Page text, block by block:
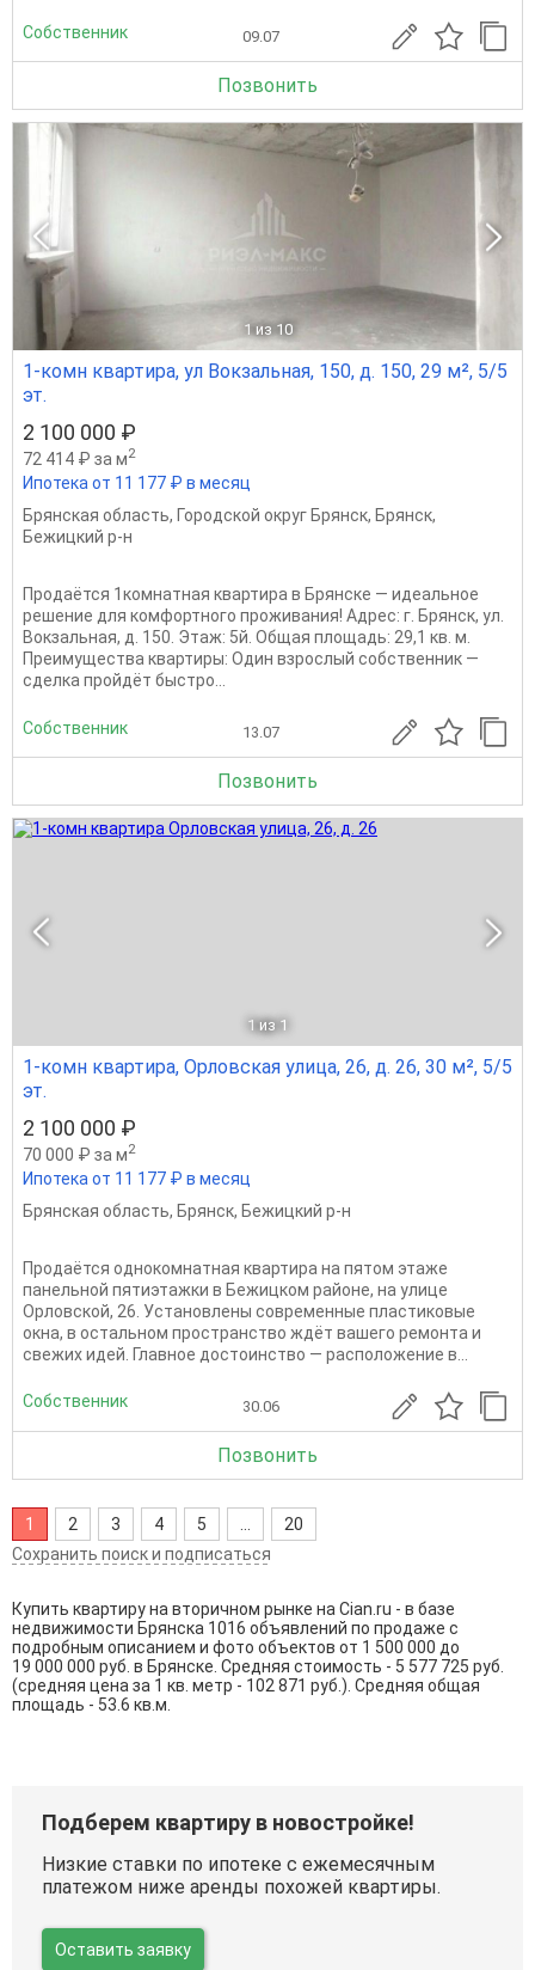
Собственник 09.07
Позвонить
1 из 10
1-комн квартира, ул Вокзальная, 150, д. 150, 29 м², 5/5
эт.
2 100 000 ₽
72 414 ₽ за м2
Ипотека от 11 177 ₽ в месяц
Брянская область, Городской округ Брянск, Брянск,
Бежицкий р-н
Продаётся 1комнатная квартира в Брянске — идеальное
решение для комфортного проживания! Адрес: г. Брянск, ул.
Вокзальная, д. 150. Этаж: 5й. Общая площадь: 29,1 кв. м.
Преимущества квартиры: Один взрослый собственник —
сделка пройдёт быстро...
Собственник 13.07
Позвонить
1 из 1
1-комн квартира, Орловская улица, 26, д. 26, 30 м², 5/5
эт.
2 100 000 ₽
70 000 ₽ за м2
Ипотека от 11 177 ₽ в месяц
Брянская область, Брянск, Бежицкий р-н
Продаётся однокомнатная квартира на пятом этаже
панельной пятиэтажки в Бежицком районе, на улице
Орловской, 26. Установлены современные пластиковые
окна, в остальном пространство ждёт вашего ремонта и
свежих идей. Главное достоинство — расположение в...
Собственник 30.06
Позвонить
1 2 3 4 5
20
Сохранить поиск и подписаться
Купить квартиру на вторичном рынке на Cian.ru - в базе
недвижимости Брянска 1016 объявлений по продаже с
подробным описанием и фото объектов от 1 500 000 до
19 000 000 руб. в Брянске. Средняя стоимость - 5 577 725 руб.
(средняя цена за 1 кв. метр - 102 871 руб.). Средняя общая
площадь - 53.6 кв.м.
Подберем квартиру в новостройке!
Низкие ставки по ипотеке с ежемесячным
платежом ниже аренды похожей квартиры.
Оставить заявку